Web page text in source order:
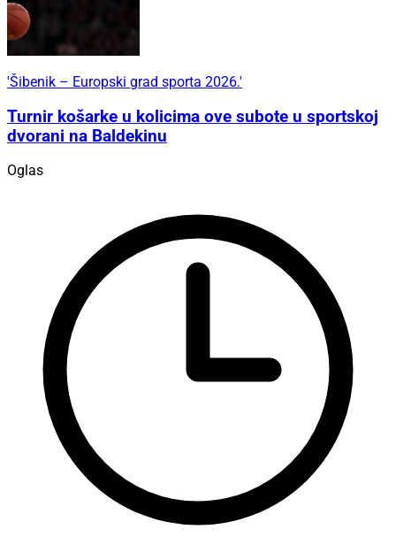
'Šibenik – Europski grad sporta 2026.'
Turnir košarke u kolicima ove subote u sportskoj
dvorani na Baldekinu
Oglas